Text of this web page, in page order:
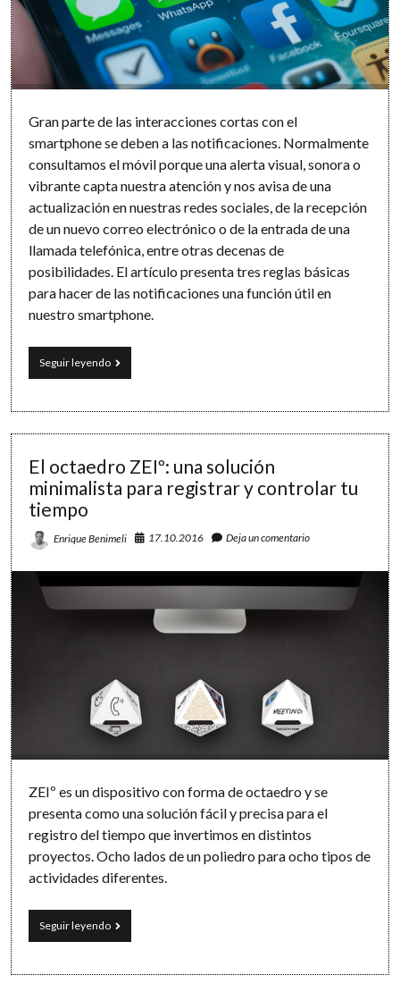
Gran parte de las interacciones cortas con el
smartphone se deben a las notificaciones. Normalmente
consultamos el móvil porque una alerta visual, sonora o
vibrante capta nuestra atención y nos avisa de una
actualización en nuestras redes sociales, de la recepción
de un nuevo correo electrónico o de la entrada de una
llamada telefónica, entre otras decenas de
posibilidades. El artículo presenta tres reglas básicas
para hacer de las notificaciones una función útil en
nuestro smartphone.
Seguir leyendoLas
notificaciones
tu
relación
de
amor/odio
El octaedro ZEIº: una solución
minimalista para registrar y controlar tu
tiempo
Enrique Benimeli 17.10.2016 Deja un comentario
ZEIº es un dispositivo con forma de octaedro y se
presenta como una solución fácil y precisa para el
registro del tiempo que invertimos en distintos
proyectos. Ocho lados de un poliedro para ocho tipos de
actividades diferentes.
Seguir leyendoEl
octaedro
una